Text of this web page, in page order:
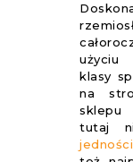
użyciu
klasy
na
sklepu
tutaj